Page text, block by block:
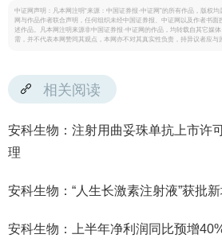
中证网声明：凡本网注明“来源：中国证券报·中证网”的所有作品，版权
网与作品作者联合声明，任何组织未经中国证券报、中证网以及作者书
述作品。凡本网注明来源非中国证券报·中证网的作品，均转载自其它媒
需，并不代表本网赞同其观点，本网亦不对其真实性负责，持异议者应与
相关阅读
安科生物：注射用曲妥珠单抗上市许
理
安科生物：“人生长激素注射液”获批
安科生物：上半年净利润同比预增